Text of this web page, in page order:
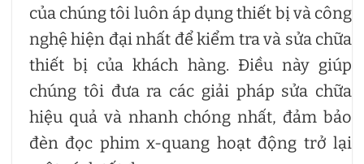
của chúng tôi luôn áp dụng thiết bị và công
nghệ hiện đại nhất để kiểm tra và sửa chữa
thiết bị của khách hàng. Điều này giúp
chúng tôi đưa ra các giải pháp sửa chữa
hiệu quả và nhanh chóng nhất, đảm bảo
đèn đọc phim x-quang hoạt động trở lại